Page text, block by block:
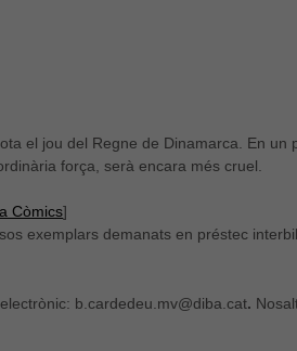
el jou del Regne de Dinamarca. En un
força, serà encara més cruel.
Còmics]
exemplars demanats en préstec
b.cardedeu.mv@diba.cat.